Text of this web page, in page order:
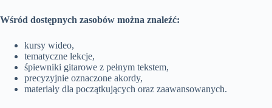
Wśród dostępnych zasobów można znaleźć:
kursy wideo,
tematyczne lekcje,
śpiewniki gitarowe z pełnym tekstem,
precyzyjnie oznaczone akordy,
materiały dla początkujących oraz zaawansowanych.